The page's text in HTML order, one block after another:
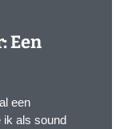
Een
een
ik als sound